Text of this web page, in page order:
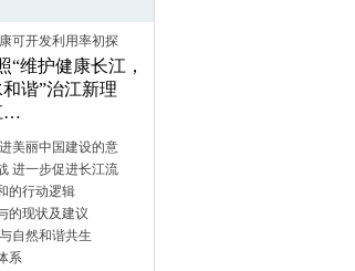
可开发利用率初探
“维护健康长江，
谐”治江新理
…
美丽中国建设的意
进一步促进长江流
的行动逻辑
的现状及建议
自然和谐共生
系